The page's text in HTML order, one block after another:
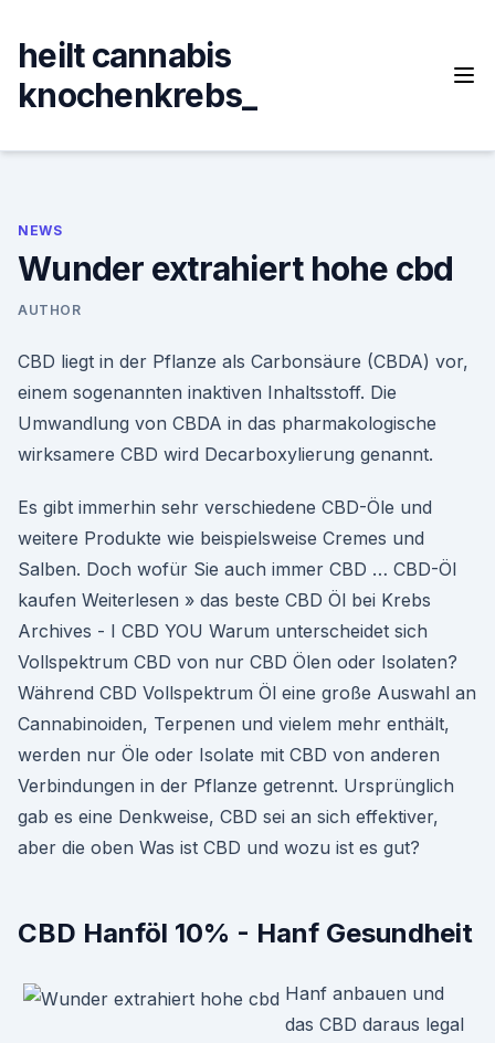
content
heilt cannabis
knochenkrebs_
NEWS
Wunder extrahiert hohe cbd
AUTHOR
CBD liegt in der Pflanze als Carbonsäure (CBDA) vor,
einem sogenannten inaktiven Inhaltsstoff. Die
Umwandlung von CBDA in das pharmakologische
wirksamere CBD wird Decarboxylierung genannt.
Es gibt immerhin sehr verschiedene CBD-Öle und
weitere Produkte wie beispielsweise Cremes und
Salben. Doch wofür Sie auch immer CBD … CBD-Öl
kaufen Weiterlesen » das beste CBD Öl bei Krebs
Archives - I CBD YOU Warum unterscheidet sich
Vollspektrum CBD von nur CBD Ölen oder Isolaten?
Während CBD Vollspektrum Öl eine große Auswahl an
Cannabinoiden, Terpenen und vielem mehr enthält,
werden nur Öle oder Isolate mit CBD von anderen
Verbindungen in der Pflanze getrennt. Ursprünglich
gab es eine Denkweise, CBD sei an sich effektiver,
aber die oben Was ist CBD und wozu ist es gut?
CBD Hanföl 10% - Hanf Gesundheit
Hanf anbauen und
das CBD daraus legal